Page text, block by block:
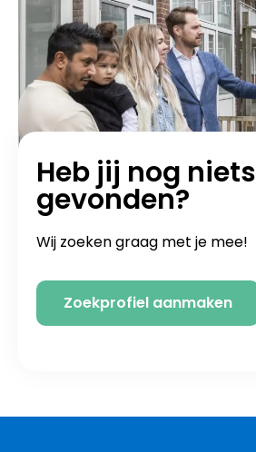
Heb jij nog niets
gevonden?
Wij zoeken graag met je mee!
Zoekprofiel aanmaken